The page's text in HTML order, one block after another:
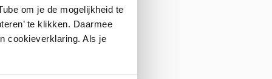
om je de mogelijkheid te
te klikken. Daarmee
cookieverklaring. Als je